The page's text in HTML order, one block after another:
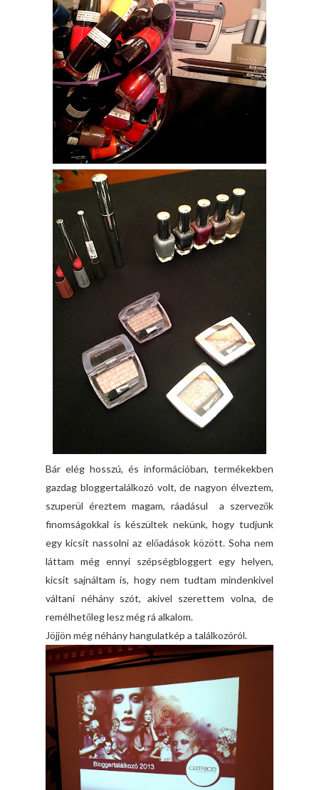
Bár elég hosszú, és információban, termékekben
gazdag bloggertalálkozó volt, de nagyon élveztem,
szuperül éreztem magam, ráadásul a szervezők
finomságokkal is készültek nekünk, hogy tudjunk
egy kicsit nassolni az előadások között. Soha nem
láttam még ennyi szépségbloggert egy helyen,
kicsit sajnáltam is, hogy nem tudtam mindenkivel
váltani néhány szót, akivel szerettem volna, de
remélhetőleg lesz még rá alkalom.
Jöjjön még néhány hangulatkép a találkozóról.